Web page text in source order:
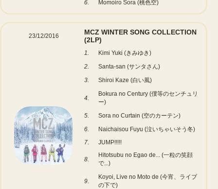
6.
Momoiro Sora (桃色空)
23/12/2016
MCZ WINTER SONG COLLECTION
(2LP)
1.
Kimi Yuki (きみゆき)
2.
Santa-san (サンタさん)
3.
Shiroi Kaze (白い風)
4.
Bokura no Century (僕等のセンチュリ
ー)
5.
Sora no Curtain (空のカーテン)
6.
Naichaisou Fuyu (泣いちゃいそう冬)
7.
JUMP!!!!!
8.
Hitotsubu no Egao de... (一粒の笑顔
で...)
9.
Koyoi, Live no Moto de (今宵、ライブ
の下で)